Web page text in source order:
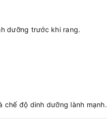
dưỡng trước khi rang.
độ dinh dưỡng lành mạnh.